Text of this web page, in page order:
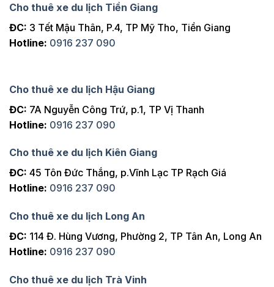
Cho thuê xe du lịch Tiền Giang
ĐC: 3 Tết Mậu Thân, P.4, TP Mỹ Tho, Tiền Giang
Hotline: 0916 237 090
Cho thuê xe du lịch Hậu Giang
ĐC: 7A Nguyễn Công Trứ, p.1, TP Vị Thanh
Hotline: 0916 237 090
Cho thuê xe du lịch Kiên Giang
ĐC: 45 Tôn Đức Thắng, p.Vĩnh Lạc TP Rạch Giá
Hotline: 0916 237 090
Cho thuê xe du lịch Long An
ĐC: 114 Đ. Hùng Vương, Phường 2, TP Tân An, Long An
Hotline: 0916 237 090
Cho thuê xe du lịch Trà Vinh